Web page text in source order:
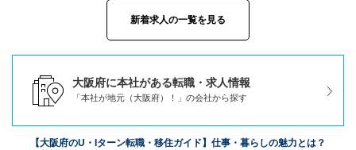
新着求人の一覧を見る
大阪府に本社がある転職・求人情報
「本社が地元（大阪府）！」の会社から探す
【大阪府のU・Iターン転職・移住ガイド】仕事・暮らしの魅力とは？